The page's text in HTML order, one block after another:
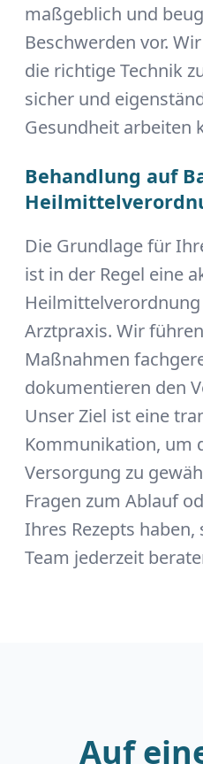
maßgeblich und
Beschwerden vor.
die richtige Technik
sicher und
Gesundheit arbeiten
Behandlung auf
Die Grundlage für
ist in der Regel eine
Arztpraxis. Wir
Maßnahmen
dokumentieren den
Unser Ziel ist eine
Kommunikation, um
Versorgung zu
Fragen zum Ablauf
Ihres Rezepts
Team jederzeit
Auf